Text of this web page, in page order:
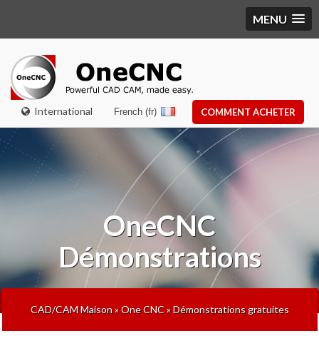
MENU
International COMMENT ACHETER
French (fr)
OneCNC
Démonstrations
CAD/CAM Maison»One CNC»Démonstrations gratuites